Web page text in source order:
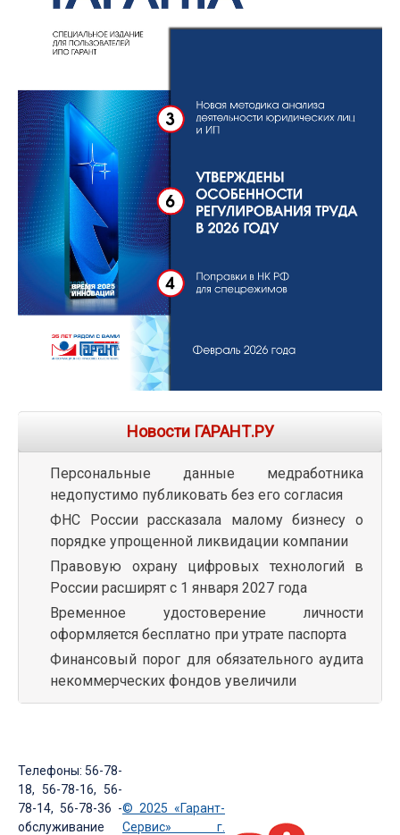
Новости ГАРАНТ.РУ
Персональные данные медработника
недопустимо публиковать без его согласия
ФНС России рассказала малому бизнесу о
порядке упрощенной ликвидации компании
Правовую охрану цифровых технологий в
России расширят с 1 января 2027 года
Временное удостоверение личности
оформляется бесплатно при утрате паспорта
Финансовый порог для обязательного аудита
некоммерческих фондов увеличили
Телефоны: 56-78-
18, 56-78-16, 56-
78-14, 56-78-36 -
обслуживание
© 2025 «Гарант-
Сервис» г.